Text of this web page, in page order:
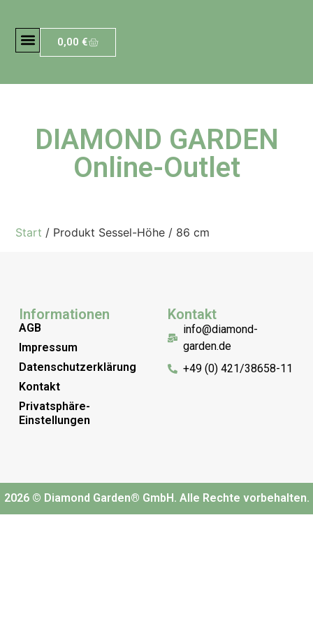
0,00€
DIAMOND GARDEN
Online-Outlet
Start / Produkt Sessel-Höhe / 86 cm
Informationen
AGB
Impressum
Datenschutzerklärung
Kontakt
Privatsphäre-
Einstellungen
Kontakt
info@diamond-
garden.de
+49 (0) 421/38658-11
2026 © Diamond Garden® GmbH. Alle Rechte vorbehalten.